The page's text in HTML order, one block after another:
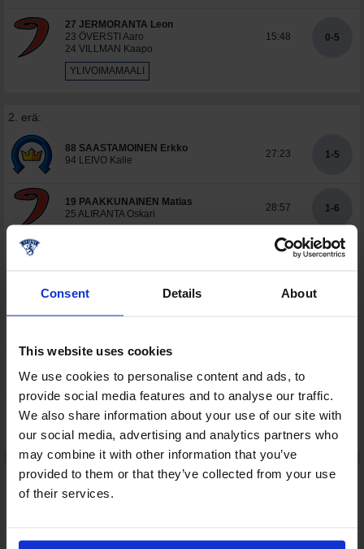
Consent Details About
This website uses cookies
We use cookies to personalise content and ads, to
provide social media features and to analyse our traffic.
We also share information about your use of our site with
our social media, advertising and analytics partners who
may combine it with other information that you’ve
provided to them or that they’ve collected from your use
of their services.
27 JERMORANTA Leon
23 ÖVERSTI Aaro
24 VILLMAN Kaapo
15:48 0-5
YLIVOIMAMAALI
2. erä:
88 SAASTAMOINEN Erkko
94 LEIVO Kalle
27:23 1-5
19 PAAKKUNAINEN Matias
25 ALIRANTA Oskari
28:57 1-6
18 NIEMI Daniel
73 KONTINEN Joshua
Koukkaaminen
10 KLEMETTILÄ Moritz
2 minuuttia
Kiinnipitäminen
34:58 2'
3. erä:
4 VÄISÄNEN Jere